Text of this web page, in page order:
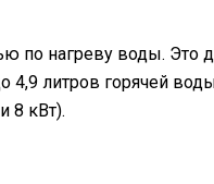
по нагреву воды. Это
литров горячей
8 кВт).